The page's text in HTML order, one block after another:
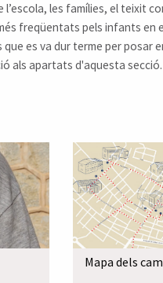
les famílies, el teixit
freqüentats pels infants en
es va dur terme per posar
als apartats d'aquesta secció.
Mapa dels